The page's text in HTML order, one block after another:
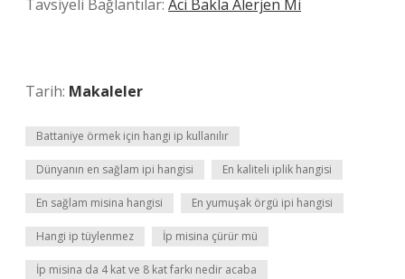
Tavsiyeli Bağlantılar: Aci Bakla Alerjen Mi
Tarih: Makaleler
Battaniye örmek için hangi ip kullanılır
Dünyanın en sağlam ipi hangisi En kaliteli iplik hangisi
En sağlam misina hangisi En yumuşak örgü ipi hangisi
Hangi ip tüylenmez İp misina çürür mü
İp misina da 4 kat ve 8 kat farkı nedir acaba